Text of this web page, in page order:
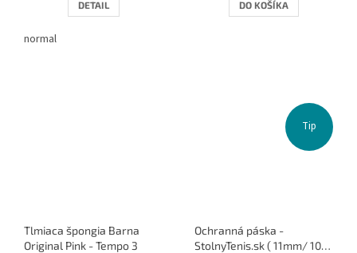
DETAIL
normal
DO KOŠÍKA
Tlmiaca špongia Barna
Original Pink - Tempo 3
Tip
Ochranná páska -
StolnyTenis.sk ( 11mm/ 10